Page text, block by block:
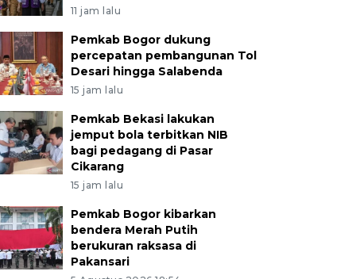
11 jam lalu
Pemkab Bogor dukung
percepatan pembangunan Tol
Desari hingga Salabenda
15 jam lalu
Pemkab Bekasi lakukan
jemput bola terbitkan NIB
bagi pedagang di Pasar
Cikarang
15 jam lalu
Pemkab Bogor kibarkan
bendera Merah Putih
berukuran raksasa di
Pakansari